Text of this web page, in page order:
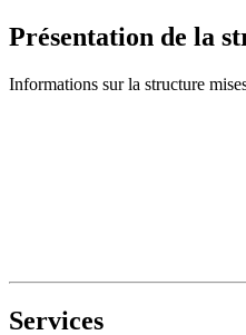
Présentation de la
Informations sur la structure
Services